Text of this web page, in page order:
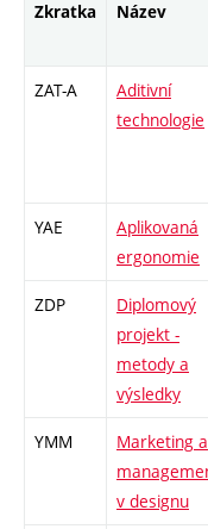
Zkratka Název
ZAT-A
Aditivní
technologie
YAE
Aplikovaná
ergonomie
ZDP
Diplomový
projekt -
metody a
výsledky
YMM
Marketing a
v designu